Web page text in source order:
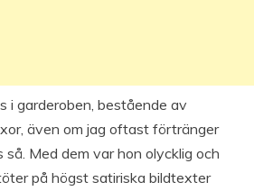
i garderoben, bestående av
även om jag oftast förtränger
Med dem var hon olycklig och
på högst satiriska bildtexter